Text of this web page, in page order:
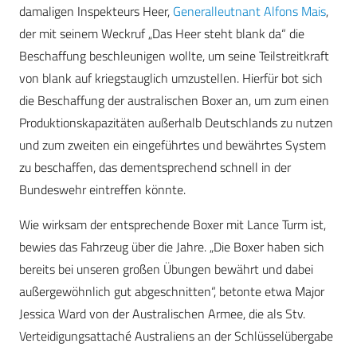
damaligen Inspekteurs Heer, Generalleutnant Alfons Mais,
der mit seinem Weckruf „Das Heer steht blank da“ die
Beschaffung beschleunigen wollte, um seine Teilstreitkraft
von blank auf kriegstauglich umzustellen. Hierfür bot sich
die Beschaffung der australischen Boxer an, um zum einen
Produktionskapazitäten außerhalb Deutschlands zu nutzen
und zum zweiten ein eingeführtes und bewährtes System
zu beschaffen, das dementsprechend schnell in der
Bundeswehr eintreffen könnte.
Wie wirksam der entsprechende Boxer mit Lance Turm ist,
bewies das Fahrzeug über die Jahre. „Die Boxer haben sich
bereits bei unseren großen Übungen bewährt und dabei
außergewöhnlich gut abgeschnitten“, betonte etwa Major
Jessica Ward von der Australischen Armee, die als Stv.
Verteidigungsattaché Australiens an der Schlüsselübergabe